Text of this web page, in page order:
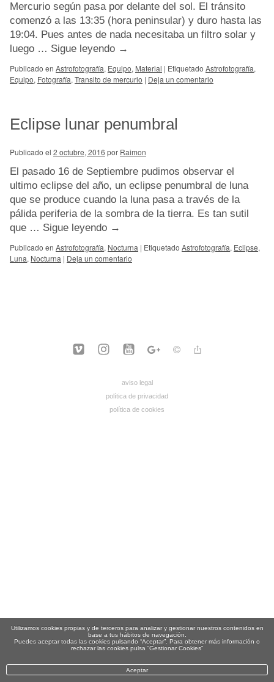
Mercurio según pasa por delante del sol. El tránsito
comenzó a las 13:35 (hora peninsular) y duro hasta las
19:04. Pues antes de nada necesitaba un filtro solar y
luego … Sigue leyendo →
Publicado en Astrofotografía, Equipo, Material | Etiquetado Astrofotografía,
Equipo, Fotografía, Transito de mercurio | Deja un comentario
Eclipse lunar penumbral
Publicado el 2 octubre, 2016 por Raimon
El pasado 16 de Septiembre pudimos observar el
ultimo eclipse del año, un eclipse penumbral de luna
que se produce cuando la luna pasa a través de la
pálida periferia de la sombra de la tierra. Es tan sutil
que … Sigue leyendo →
Publicado en Astrofotografía, Nocturna | Etiquetado Astrofotografía, Eclipse,
Luna, Nocturna | Deja un comentario
aviso legal
política de privacidad
política de cookies
Utilizamos cookies propias y de terceros para analizar y gestionar nuestros contenidos en
base a tus hábitos de navegación.
Puedes aceptar todas las cookies pulsando “Aceptar”. Para obtener más información o
rechazar las cookies pulsa “Gestionar Cookies“
Aceptar